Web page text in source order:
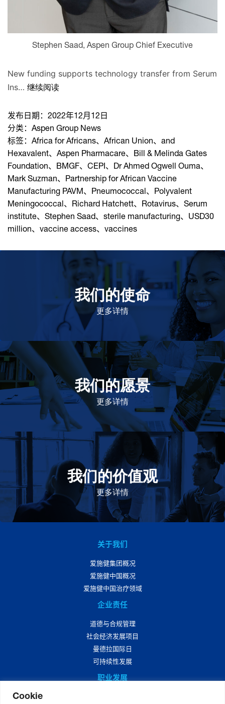
Cookie
Stephen Saad, Aspen Group Chief Executive
New funding supports technology transfer from Serum
Ins… 继续阅读
发布日期： 2022年12月12日
分类： Aspen Group News
标签： Africa for Africans、 African Union、 and
Hexavalent、 Aspen Pharmacare、 Bill & Melinda Gates
Foundation、 BMGF、 CEPI、 Dr Ahmed Ogwell Ouma、
Mark Suzman、 Partnership for African Vaccine
Manufacturing PAVM、 Pneumococcal、 Polyvalent
Meningococcal、 Richard Hatchett、 Rotavirus、 Serum
institute、 Stephen Saad、 sterile manufacturing、 USD30
million、 vaccine access、 vaccines
我们的使命
更多详情
致力于提高患者的生命健康和质量
我们的愿景
更多详情
作为一个负责任的企业公民，在全球提供优质和患者可
及的药物，传递我们的价值。
我们的价值观
更多详情
我们的价值观是爱施健存立和发展的基石。集团上下以
此为指引，为实现集团目标而共同奋斗。
关于我们
爱施健集团概况
爱施健中国概况
爱施健中国治疗领域
企业责任
道德与合规管理
社会经济发展项目
曼德拉国际日
可持续性发展
职业发展